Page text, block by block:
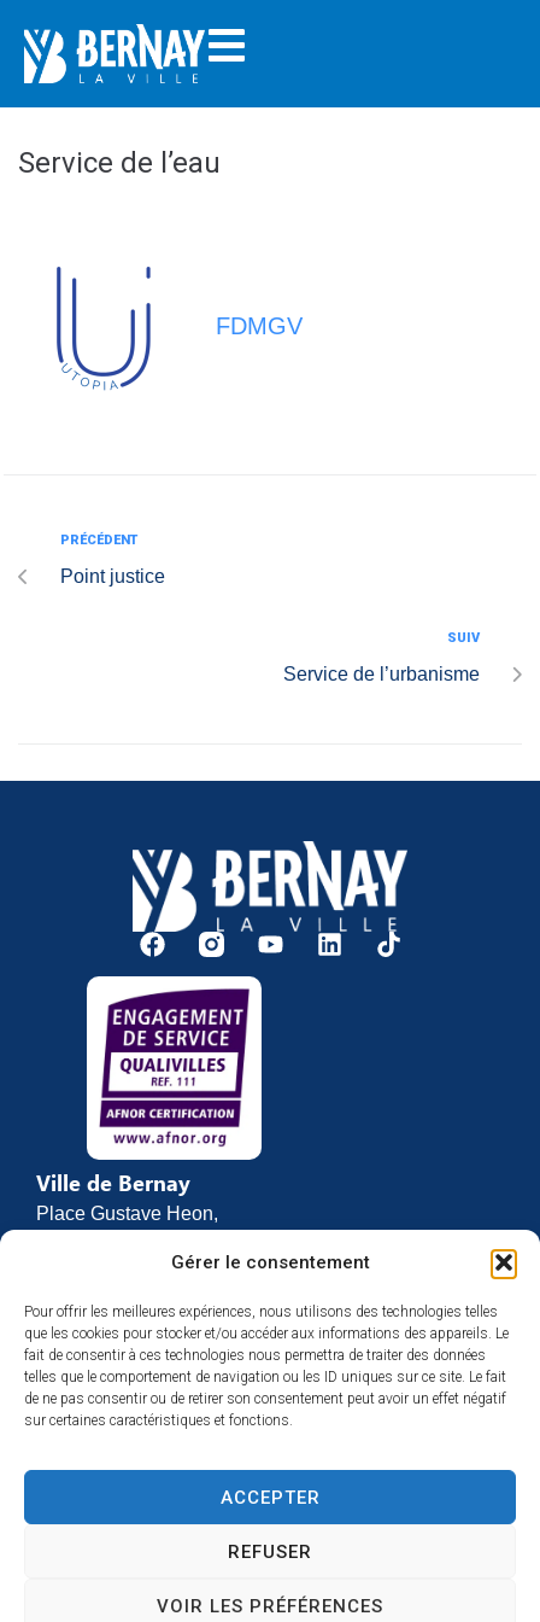
Gérer le consentement
Pour offrir les meilleures expériences, nous utilisons des technologies telles
que les cookies pour stocker et/ou accéder aux informations des appareils. Le
fait de consentir à ces technologies nous permettra de traiter des données
telles que le comportement de navigation ou les ID uniques sur ce site. Le fait
de ne pas consentir ou de retirer son consentement peut avoir un effet négatif
sur certaines caractéristiques et fonctions.
ACCEPTER
REFUSER
VOIR LES PRÉFÉRENCES
Service de l’eau
FDMGV
PRÉCÉDENT
Point justice
SUIV
Service de l’urbanisme
Ville de Bernay
Place Gustave Heon,
27307 BERNAY
02 32 46 63 00
Contact
Horaires d’ouverture
Du lundi au vendredi :
et de 13h30 à 17h